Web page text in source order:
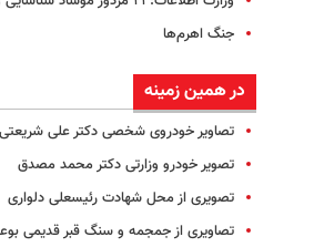
جنگ اهرم‌ها
در همین زمینه
تصاویر خودروی شخصی دکتر علی شریعتی
تصویر خودرو وزارتی دکتر محمد مصدق
تصویری از محل شهادت رئیسعلی دلواری
تصاویری از جمجمه و سنگ قبر قدیمی